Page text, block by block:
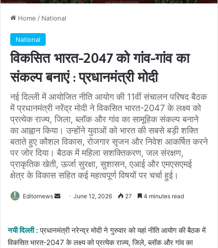
Home / National
National
विकसित भारत-2047 को गांव-गांव का
संकल्प बनाएं : प्रधानमंत्री मोदी
नई दिल्ली में आयोजित नीति आयोग की 11वीं संचालन परिषद बैठक
में प्रधानमंत्री नरेंद्र मोदी ने विकसित भारत-2047 के लक्ष्य को
प्रत्येक राज्य, जिला, ब्लॉक और गांव का सामूहिक संकल्प बनाने
का आह्वान किया। उन्होंने युवाओं को भारत की सबसे बड़ी शक्ति
बताते हुए कौशल विकास, रोजगार सृजन और निवेश आकर्षित करने
पर जोर दिया। बैठक में महिला सशक्तिकरण, जल संरक्षण,
प्राकृतिक खेती, ऊर्जा सुरक्षा, सुशासन, एआई और एमएसएमई
क्षेत्र के विकास सहित कई महत्वपूर्ण विषयों पर चर्चा हुई।
Editornews
SendJune 12, 2026 27 4 minutes read
नयी दिल्ली :प्रधानमंत्री नरेन्द्र मोदी ने गुरुवार को यहां नीति आयोग की बैठक में
विकसित भारत-2047 के लक्ष्य को प्रत्येक राज्य, जिले, ब्लॉक और गांव का